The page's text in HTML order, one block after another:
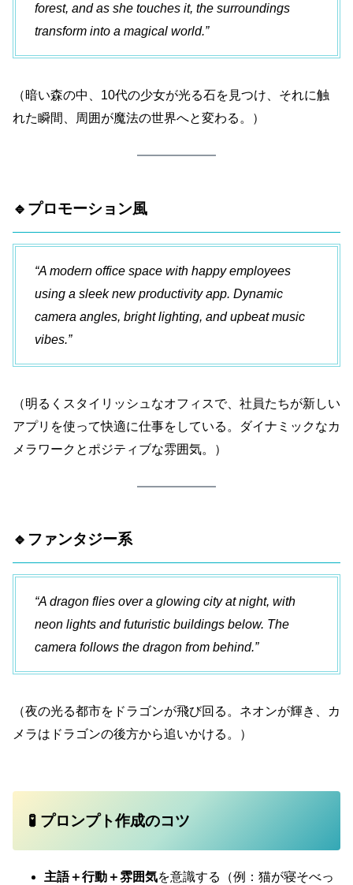
forest, and as she touches it, the surroundings
transform into a magical world.”
（暗い森の中、10代の少女が光る石を見つけ、それに触
れた瞬間、周囲が魔法の世界へと変わる。）
🔹プロモーション風
“A modern office space with happy employees
using a sleek new productivity app. Dynamic
camera angles, bright lighting, and upbeat music
vibes.”
（明るくスタイリッシュなオフィスで、社員たちが新しい
アプリを使って快適に仕事をしている。ダイナミックなカ
メラワークとポジティブな雰囲気。）
🔹ファンタジー系
“A dragon flies over a glowing city at night, with
neon lights and futuristic buildings below. The
camera follows the dragon from behind.”
（夜の光る都市をドラゴンが飛び回る。ネオンが輝き、カ
メラはドラゴンの後方から追いかける。）
🧪 プロンプト作成のコツ
主語＋行動＋雰囲気を意識する（例：猫が寝そべっ